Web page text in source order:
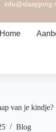
Home
van je kindje?
Blog